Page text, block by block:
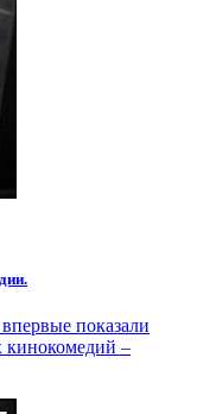
показали
кинокомедий –